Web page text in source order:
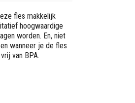
fles makkelijk
hoogwaardige
worden. En, niet
wanneer je de fles
van BPA.